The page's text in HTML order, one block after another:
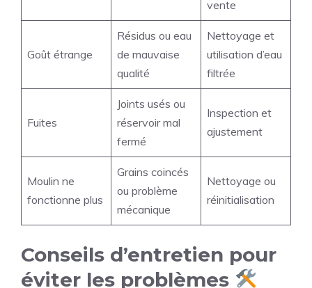
vente
Goût étrange
Résidus ou eau
de mauvaise
qualité
Nettoyage et
utilisation d’eau
filtrée
Fuites
Joints usés ou
réservoir mal
fermé
Inspection et
ajustement
Moulin ne
fonctionne plus
Grains coincés
ou problème
mécanique
Nettoyage ou
réinitialisation
Conseils d’entretien pour
éviter les problèmes